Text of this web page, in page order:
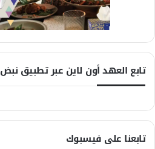
تابع العهد أون لاين عبر تطبيق نبض
تابعنا على فيسبوك